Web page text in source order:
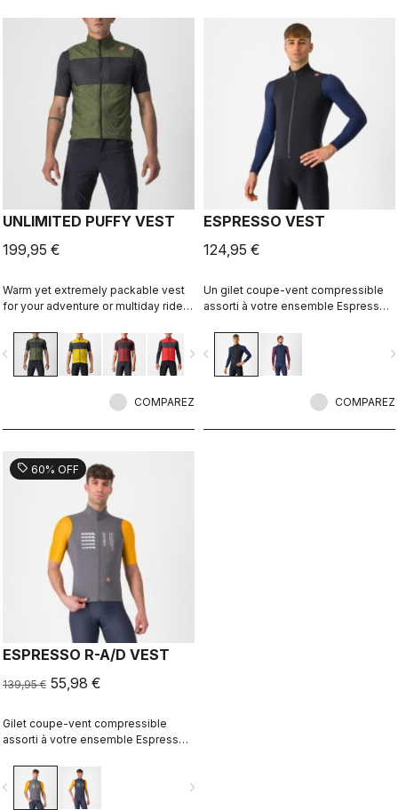
UNLIMITED PUFFY VEST
199,95 €
Warm yet extremely packable vest
for your adventure or multiday rides.
layer with Polartec® Alpha® Direct
insulation.
navigate_next
COMPAREZ
ESPRESSO VEST
124,95 €
Un gilet coupe-vent compressible
assorti à votre ensemble Espresso
stoppe le vent tout en étant
respirant. Dans le dos, nous avons
ajouté trois poches pour vous
pourriez avoir besoin lorsque vous
navigate_before
COMPAREZ
sell 60% OFF
ESPRESSO R-A/D VEST
139,95 € 55,98 €
Gilet coupe-vent compressible
assorti à votre ensemble Espresso,
Pearce en édition limitée.
navigate_next